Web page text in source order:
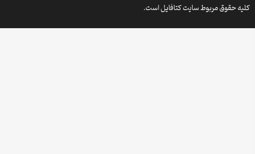
کلیه حقوق مربوط سایت کتافایل است.